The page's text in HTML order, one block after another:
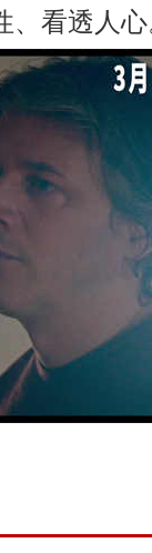
、看透人